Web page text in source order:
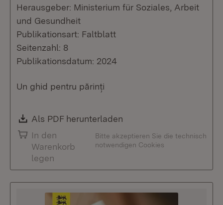
Herausgeber: Ministerium für Soziales, Arbeit
und Gesundheit
Publikationsart: Faltblatt
Seitenzahl: 8
Publikationsdatum: 2024
Un ghid pentru părinți
Download:
Als PDF herunterladen
In den
Warenkorb
legen
Bitte akzeptieren Sie die technisch
notwendigen Cookies